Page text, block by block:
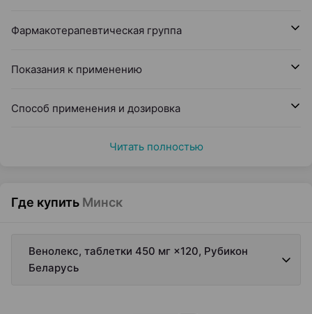
Фармакотерапевтическая группа
Показания к применению
Способ применения и дозировка
Читать полностью
Где купить Минск
Венолекс, таблетки 450 мг ×120, Рубикон
Беларусь